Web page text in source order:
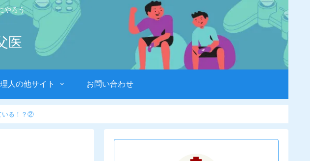
やろう
医
人の他サイト お問い合わせ
いる！？②